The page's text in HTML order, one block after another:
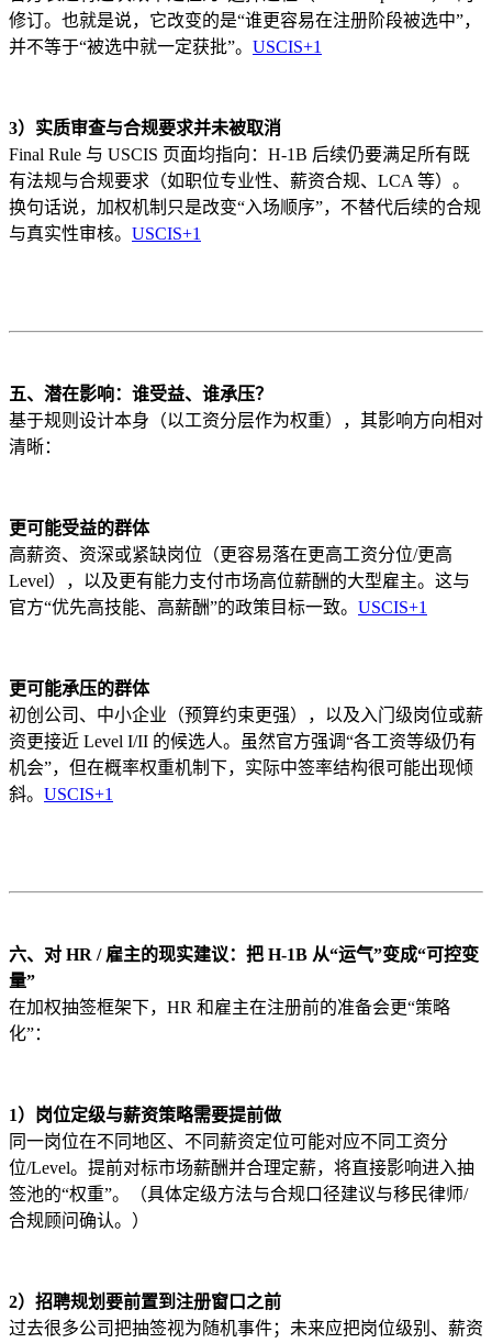
修订。也就是说，它改变的是“谁更容易在注册阶段被选中”，
并不等于“被选中就一定获批”。 USCIS+1
3）实质审查与合规要求并未被取消
Final Rule 与 USCIS 页面均指向：H-1B 后续仍要满足所有既
有法规与合规要求（如职位专业性、薪资合规、LCA 等）。
换句话说，加权机制只是改变“入场顺序”，不替代后续的合规
与真实性审核。 USCIS+1
五、潜在影响：谁受益、谁承压？
基于规则设计本身（以工资分层作为权重），其影响方向相对
清晰：
更可能受益的群体
高薪资、资深或紧缺岗位（更容易落在更高工资分位/更高
Level），以及更有能力支付市场高位薪酬的大型雇主。这与
官方“优先高技能、高薪酬”的政策目标一致。 USCIS+1
更可能承压的群体
初创公司、中小企业（预算约束更强），以及入门级岗位或薪
资更接近 Level I/II 的候选人。虽然官方强调“各工资等级仍有
机会”，但在概率权重机制下，实际中签率结构很可能出现倾
斜。 USCIS+1
六、对 HR / 雇主的现实建议：把 H-1B 从“运气”变成“可控变
量”
在加权抽签框架下，HR 和雇主在注册前的准备会更“策略
化”：
1）岗位定级与薪资策略需要提前做
同一岗位在不同地区、不同薪资定位可能对应不同工资分
位/Level。提前对标市场薪酬并合理定薪，将直接影响进入抽
签池的“权重”。（具体定级方法与合规口径建议与移民律师/
合规顾问确认。）
2）招聘规划要前置到注册窗口之前
过去很多公司把抽签视为随机事件；未来应把岗位级别、薪资